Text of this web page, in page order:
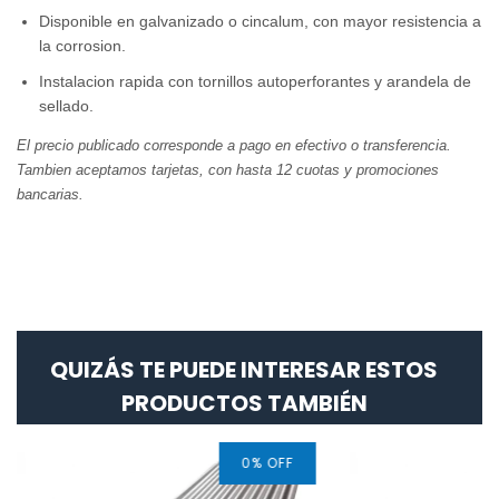
Disponible en galvanizado o cincalum, con mayor resistencia a
la corrosion.
Instalacion rapida con tornillos autoperforantes y arandela de
sellado.
El precio publicado corresponde a pago en efectivo o transferencia.
Tambien aceptamos tarjetas, con hasta 12 cuotas y promociones
bancarias.
QUIZÁS TE PUEDE INTERESAR ESTOS
PRODUCTOS TAMBIÉN
0% OFF